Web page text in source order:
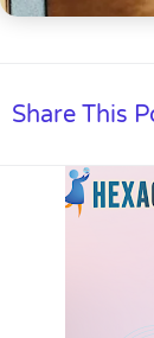
Share This